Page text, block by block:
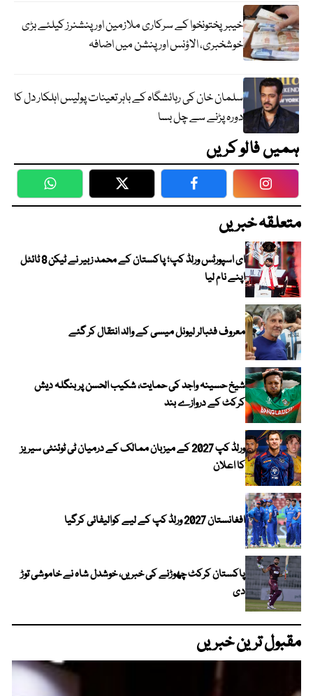
خیبرپختونخوا کے سرکاری ملازمین اور پنشنرز کیلئے بڑی
خوشخبری، الاؤنس اور پنشن میں اضافہ
سلمان خان کی رہائشگاہ کے باہر تعینات پولیس اہلکار دل کا
دورہ پڑنے سے چل بسا
ہمیں فالو کریں
WhatsApp Twitter Facebook
متعلقہ خبریں
ای اسپورٹس ورلڈ کپ؛ پاکستان کے محمد زبیر نے ٹیکن 8 ٹائٹل
اپنے نام لیا
معروف فٹبالر لیونل میسی کے والد انتقال کر گئے
شیخ حسینہ واجد کی حمایت، شکیب الحسن پر بنگلہ دیش
کرکٹ کے دروازے بند
ورلڈ کپ 2027 کے میزبان ممالک کے درمیان ٹی ٹوئنٹی سیریز
کا اعلان
افغانستان 2027 ورلڈ کپ کے لیے کوالیفائی کرگیا
پاکستان کرکٹ چھوڑنے کی خبریں، خوشدل شاہ نے خاموشی توڑ
دی
مقبول ترین خبریں